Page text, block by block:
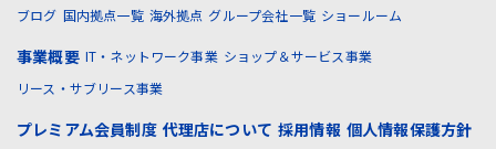
ブログ 国内拠点一覧 海外拠点 グループ会社一覧 ショールーム
事業概要 IT・ネットワーク事業 ショップ＆サービス事業
リース・サブリース事業
プレミアム会員制度 代理店について 採用情報 個人情報保護方針